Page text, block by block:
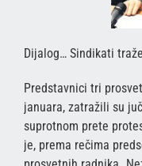
Dijalog… Sindikati
Predstavnici tri
januara, zatražili su
suprotnom prete
je, prema rečima